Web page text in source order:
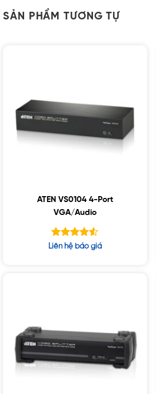
SẢN PHẨM TƯƠNG TỰ
ATEN VS0104 4-Port
VGA/Audio
Được xếp
Liên hệ báo giá